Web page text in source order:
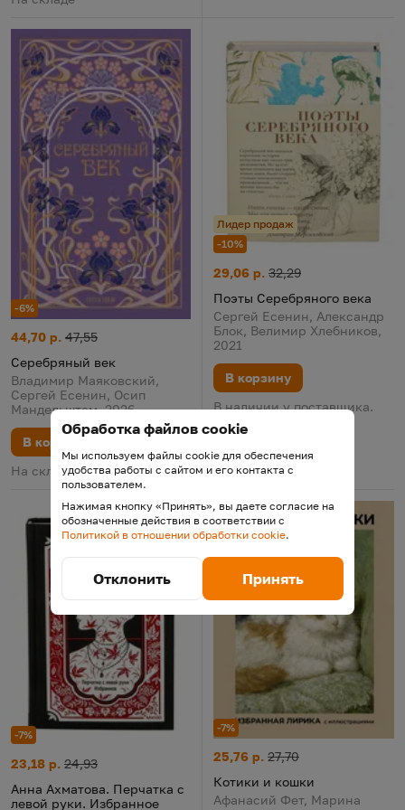
-6%
Серебряный век
Цена:
44,70 р.
Старая цена:
47,55
Серебряный век
Владимир Маяковский,
Сергей Есенин, Осип
Мандельштам, 2026
В корзину
На складе
Лидер продаж
-10%
Поэты Серебряного века
Цена:
29,06 р.
Старая цена:
32,29
Поэты Серебряного века
Сергей Есенин, Александр
Блок, Велимир Хлебников,
2021
В корзину
В наличии у поставщика.
Поставка 11 августа
-7%
Анна Ахматова. Перчатка с левой руки. Избранное
Цена:
23,18 р.
Старая цена:
24,93
Анна Ахматова. Перчатка с
левой руки. Избранное
-7%
Котики и кошки
Цена:
25,76 р.
Старая цена:
27,70
Котики и кошки
Афанасий Фет, Марина
Обработка файлов cookie
Мы используем файлы cookie для обеспечения
удобства работы с сайтом и его контакта с
пользователем.
Нажимая кнопку «Принять», вы даете согласие на
обозначенные действия в соответствии с
Политикой в отношении обработки cookie.
Отклонить Принять